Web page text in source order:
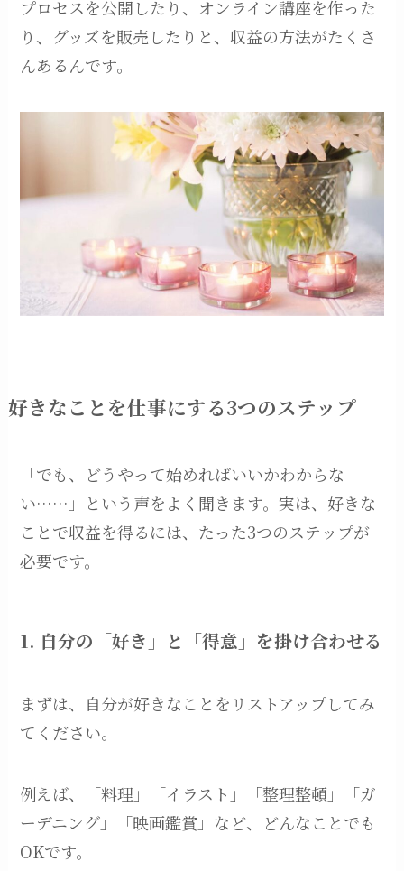
プロセスを公開したり、オンライン講座を作った
り、グッズを販売したりと、収益の方法がたくさ
んあるんです。
好きなことを仕事にする3つのステップ
「でも、どうやって始めればいいかわからな
い……」という声をよく聞きます。実は、好きな
ことで収益を得るには、たった3つのステップが
必要です。
1. 自分の「好き」と「得意」を掛け合わせる
まずは、自分が好きなことをリストアップしてみ
てください。
例えば、「料理」「イラスト」「整理整頓」「ガ
ーデニング」「映画鑑賞」など、どんなことでも
OKです。